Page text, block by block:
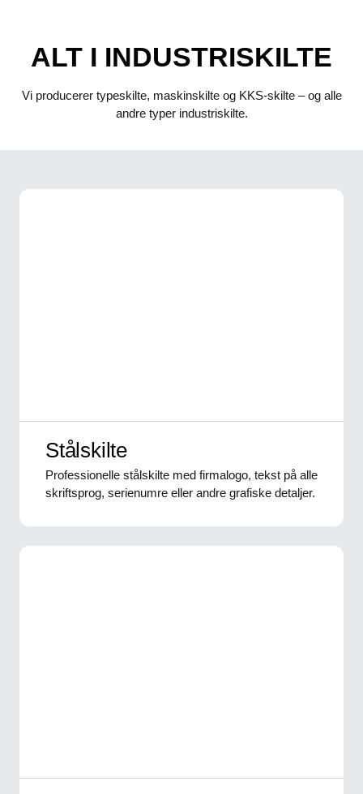
ALT I INDUSTRISKILTE
Vi producerer typeskilte, maskinskilte og KKS-skilte – og alle
andre typer industriskilte.
Stålskilte
Professionelle stålskilte med firmalogo, tekst på alle
skriftsprog, serienumre eller andre grafiske detaljer.